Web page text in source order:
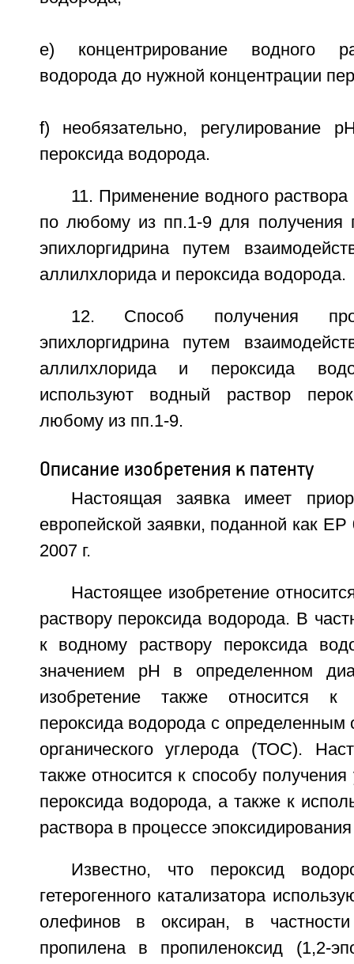
e) концентрирование водного
водорода до нужной концентрации
f) необязательно, регулирование
пероксида водорода.
11. Применение водного
по любому из пп.1-9 для получения
эпихлоргидрина путем
аллилхлорида и пероксида водорода.
12. Способ получения
эпихлоргидрина путем
аллилхлорида и пероксида
используют водный раствор
любому из пп.1-9.
Описание изобретения к патенту
Настоящая заявка имеет
европейской заявки, поданной как
2007 г.
Настоящее изобретение
раствору пероксида водорода. В
к водному раствору пероксида
значением рН в определенном
изобретение также относится к
пероксида водорода с
органического углерода (ТОС).
также относится к способу получения
пероксида водорода, а также к
раствора в процессе
Известно, что пероксид
гетерогенного катализатора
олефинов в оксиран, в
пропилена в пропиленоксид (1,2-